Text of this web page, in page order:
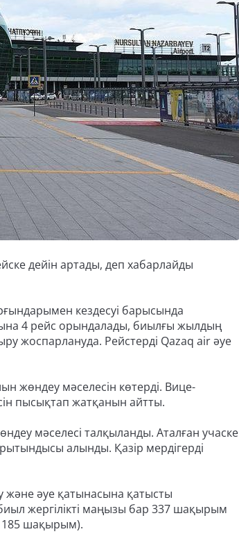
дейін артады, деп хабарлайды
кездесуі барысында
4 рейс орындалады, биылғы жылдың
жоспарлануда. Рейстерді Qazaq air әуе
жөндеу мәселесін көтерді. Вице-
пысықтап жатқанын айтты.
мәселесі талқыланды. Аталған учаске
алынды. Қазір мердігерді
және әуе қатынасына қатысты
жергілікті маңызы бар 337 шақырым
185 шақырым).